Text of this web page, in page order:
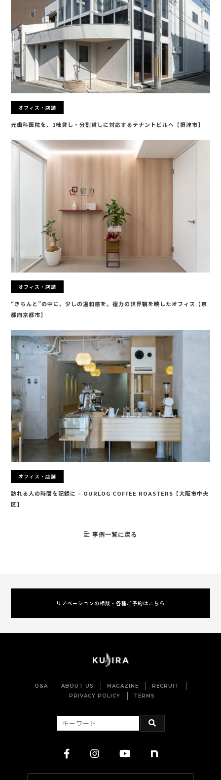
オフィス・店舗
元歯科医院を、1棟貸し・分割貸しに対応するテナントビルへ【摂津市】
オフィス・店舗
“きちんと”の中に、少しの違和感を。宿力の世界観を映したオフィス【京
都府京都市】
オフィス・店舗
訪れる人の時間を記録に – OURLOG COFFEE ROASTERS【大阪市中央
区】
事例一覧に戻る
リノベーションの相談・各種ご予約はこちら
Q&A ABOUT US MAGAZINE
RECRUIT
PRIVACY POLICY
TERMS